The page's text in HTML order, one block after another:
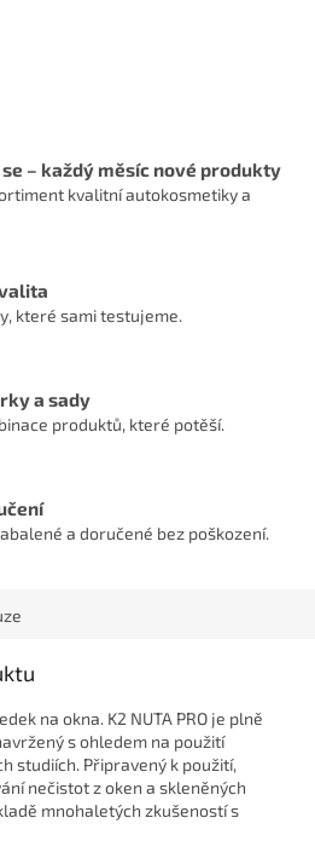
– každý měsíc nové produkty
kvalitní autokosmetiky a
které sami testujeme.
a sady
produktů, které potěší.
a doručené bez poškození.
na okna. K2 NUTA PRO je plně
s ohledem na použití
studiích. Připravený k použití,
nečistot z oken a skleněných
mnohaletých zkušeností s